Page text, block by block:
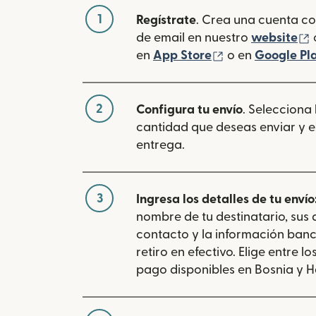
1 Regístrate. Crea una cuenta
de email en nuestro website
en App Store (se abre en una
o en Google
2 Configura tu envío. Selecciona
cantidad que deseas enviar y
entrega.
3 Ingresa los detalles de tu
nombre de tu destinatario, sus
contacto y la información
retiro en efectivo. Elige entre
pago disponibles en Bosnia y